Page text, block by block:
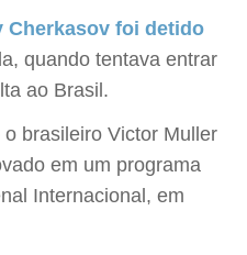
Cherkasov foi detido
quando tentava entrar
ao Brasil.
brasileiro Victor Muller
em um programa
Internacional, em